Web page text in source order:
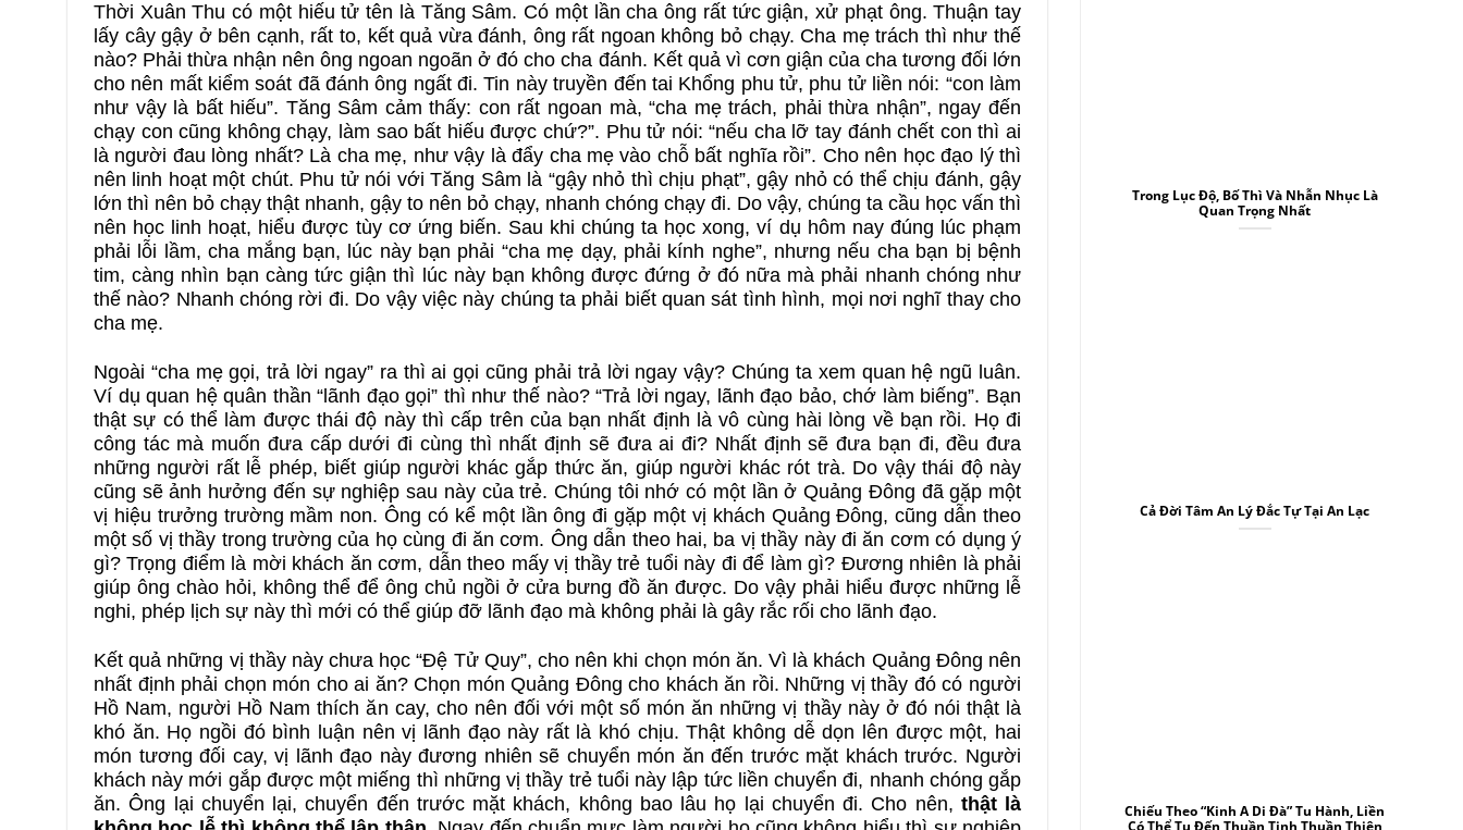
37A 37B 38A
38B 39A 39B
40A 40B
Thời Xuân Thu có một hiếu tử tên là Tăng Sâm. Có một lần cha ông rất tức giận, xử phạt ông. Thuận tay
lấy cây gậy ở bên cạnh, rất to, kết quả vừa đánh, ông rất ngoan không bỏ chạy. Cha mẹ trách thì như thế
nào? Phải thừa nhận nên ông ngoan ngoãn ở đó cho cha đánh. Kết quả vì cơn giận của cha tương đối lớn
cho nên mất kiểm soát đã đánh ông ngất đi. Tin này truyền đến tai Khổng phu tử, phu tử liền nói: “con làm
như vậy là bất hiếu”. Tăng Sâm cảm thấy: con rất ngoan mà, “cha mẹ trách, phải thừa nhận”, ngay đến
chạy con cũng không chạy, làm sao bất hiếu được chứ?”. Phu tử nói: “nếu cha lỡ tay đánh chết con thì ai
là người đau lòng nhất? Là cha mẹ, như vậy là đẩy cha mẹ vào chỗ bất nghĩa rồi”. Cho nên học đạo lý thì
nên linh hoạt một chút. Phu tử nói với Tăng Sâm là “gậy nhỏ thì chịu phạt”, gậy nhỏ có thể chịu đánh, gậy
lớn thì nên bỏ chạy thật nhanh, gậy to nên bỏ chạy, nhanh chóng chạy đi. Do vậy, chúng ta cầu học vấn thì
nên học linh hoạt, hiểu được tùy cơ ứng biến. Sau khi chúng ta học xong, ví dụ hôm nay đúng lúc phạm
phải lỗi lầm, cha mắng bạn, lúc này bạn phải “cha mẹ dạy, phải kính nghe”, nhưng nếu cha bạn bị bệnh
tim, càng nhìn bạn càng tức giận thì lúc này bạn không được đứng ở đó nữa mà phải nhanh chóng như
thế nào? Nhanh chóng rời đi. Do vậy việc này chúng ta phải biết quan sát tình hình, mọi nơi nghĩ thay cho
cha mẹ.
Ngoài “cha mẹ gọi, trả lời ngay” ra thì ai gọi cũng phải trả lời ngay vậy? Chúng ta xem quan hệ ngũ luân.
Ví dụ quan hệ quân thần “lãnh đạo gọi” thì như thế nào? “Trả lời ngay, lãnh đạo bảo, chớ làm biếng”. Bạn
thật sự có thể làm được thái độ này thì cấp trên của bạn nhất định là vô cùng hài lòng về bạn rồi. Họ đi
công tác mà muốn đưa cấp dưới đi cùng thì nhất định sẽ đưa ai đi? Nhất định sẽ đưa bạn đi, đều đưa
những người rất lễ phép, biết giúp người khác gắp thức ăn, giúp người khác rót trà. Do vậy thái độ này
cũng sẽ ảnh hưởng đến sự nghiệp sau này của trẻ. Chúng tôi nhớ có một lần ở Quảng Đông đã gặp một
vị hiệu trưởng trường mầm non. Ông có kể một lần ông đi gặp một vị khách Quảng Đông, cũng dẫn theo
một số vị thầy trong trường của họ cùng đi ăn cơm. Ông dẫn theo hai, ba vị thầy này đi ăn cơm có dụng ý
gì? Trọng điểm là mời khách ăn cơm, dẫn theo mấy vị thầy trẻ tuổi này đi để làm gì? Đương nhiên là phải
giúp ông chào hỏi, không thể để ông chủ ngồi ở cửa bưng đồ ăn được. Do vậy phải hiểu được những lễ
nghi, phép lịch sự này thì mới có thể giúp đỡ lãnh đạo mà không phải là gây rắc rối cho lãnh đạo.
Kết quả những vị thầy này chưa học “Đệ Tử Quy”, cho nên khi chọn món ăn. Vì là khách Quảng Đông nên
nhất định phải chọn món cho ai ăn? Chọn món Quảng Đông cho khách ăn rồi. Những vị thầy đó có người
Hồ Nam, người Hồ Nam thích ăn cay, cho nên đối với một số món ăn những vị thầy này ở đó nói thật là
khó ăn. Họ ngồi đó bình luận nên vị lãnh đạo này rất là khó chịu. Thật không dễ dọn lên được một, hai
món tương đối cay, vị lãnh đạo này đương nhiên sẽ chuyển món ăn đến trước mặt khách trước. Người
khách này mới gắp được một miếng thì những vị thầy trẻ tuổi này lập tức liền chuyển đi, nhanh chóng gắp
ăn. Ông lại chuyển lại, chuyển đến trước mặt khách, không bao lâu họ lại chuyển đi. Cho nên, thật là
Trong Lục Độ, Bố Thì Và Nhẫn Nhục Là
Quan Trọng Nhất
Cả Đời Tâm An Lý Đắc Tự Tại An Lạc
Chiếu Theo “Kinh A Di Đà” Tu Hành, Liền
Có Thể Tu Đến Thuần Tịnh Thuần Thiện